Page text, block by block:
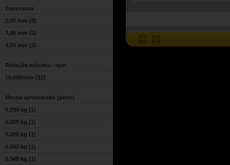
Espessura
2,00 mm (8)
3,00 mm (2)
4,00 mm (2)
Rotação máxima - rpm
10.000/min (12)
Massa aproximada (peso)
0,294 kg (1)
0.285 kg (1)
0.286 kg (1)
0.342 kg (1)
0.349 kg (1)